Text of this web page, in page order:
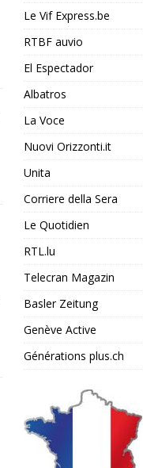
Le Vif Express.be
RTBF auvio
El Espectador
Albatros
La Voce
Nuovi Orizzonti.it
Unita
Corriere della Sera
Le Quotidien
RTL.lu
Telecran Magazin
Basler Zeitung
Genève Active
Générations plus.ch